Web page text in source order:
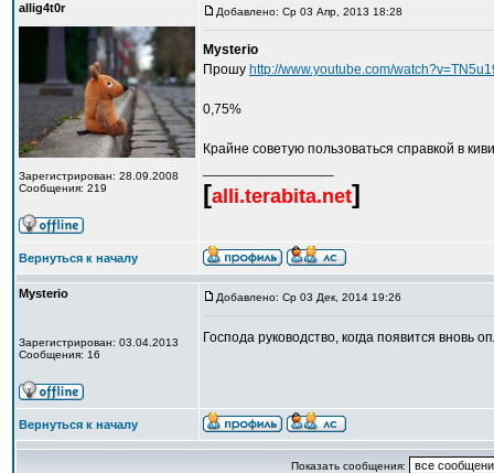
allig4t0r
Зарегистрирован: 28.09.2008
Сообщения: 219
Добавлено: Ср 03 Апр, 2013 18:28
Mysterio
Прошу http://www.youtube.com/
0,75%
Крайне советую пользоваться справкой в
[alli.terabita.net]
Вернуться к началу
Mysterio
Зарегистрирован: 03.04.2013
Сообщения: 16
Добавлено: Ср 03 Дек, 2014 19:26
Господа руководство, когда появится вновь
Вернуться к началу
Показать сообщения: